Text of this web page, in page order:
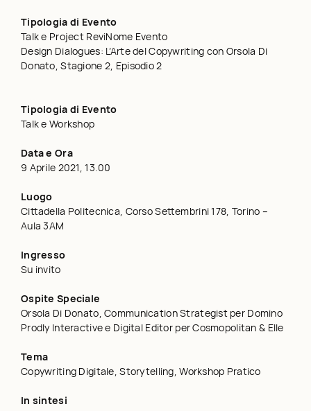
Tipologia di Evento
Talk e Project ReviNome Evento
Design Dialogues: L’Arte del Copywriting con Orsola Di
Donato, Stagione 2, Episodio 2
Tipologia di Evento
Talk e Workshop
Data e Ora
9 Aprile 2021, 13.00
Luogo
Cittadella Politecnica, Corso Settembrini 178, Torino –
Aula 3AM
Ingresso
Su invito
Ospite Speciale
Orsola Di Donato, Communication Strategist per Domino
Prodly Interactive e Digital Editor per Cosmopolitan & Elle
Tema
Copywriting Digitale, Storytelling, Workshop Pratico
In sintesi